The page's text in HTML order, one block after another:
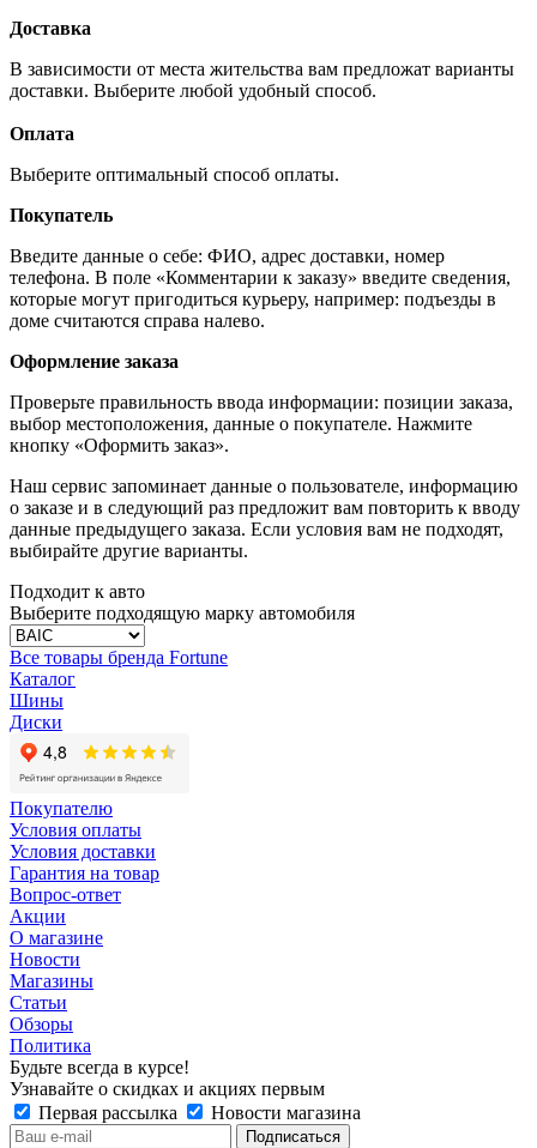
Доставка
В зависимости от места жительства вам предложат варианты
доставки. Выберите любой удобный способ.
Оплата
Выберите оптимальный способ оплаты.
Покупатель
Введите данные о себе: ФИО, адрес доставки, номер
телефона. В поле «Комментарии к заказу» введите сведения,
которые могут пригодиться курьеру, например: подъезды в
доме считаются справа налево.
Оформление заказа
Проверьте правильность ввода информации: позиции заказа,
выбор местоположения, данные о покупателе. Нажмите
кнопку «Оформить заказ».
Наш сервис запоминает данные о пользователе, информацию
о заказе и в следующий раз предложит вам повторить к вводу
данные предыдущего заказа. Если условия вам не подходят,
выбирайте другие варианты.
Подходит к авто
Выберите подходящую марку автомобиля
Все товары бренда Fortune
Каталог
Шины
Диски
Покупателю
Условия оплаты
Условия доставки
Гарантия на товар
Вопрос-ответ
Акции
О магазине
Новости
Магазины
Статьи
Обзоры
Политика
Будьте всегда в курсе!
Узнавайте о скидках и акциях первым
Первая рассылка
Новости магазина